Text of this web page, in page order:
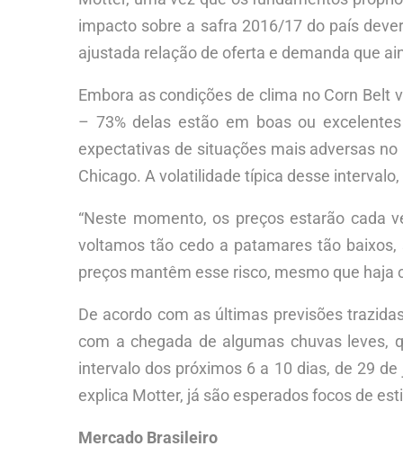
impacto sobre a safra 2016/17 do país
ajustada relação de oferta e demanda que
Embora as condições de clima no Corn
– 73% delas estão em boas ou
expectativas de situações mais adversas
Chicago. A volatilidade típica desse
“Neste momento, os preços estarão cada
voltamos tão cedo a patamares tão
preços mantêm esse risco, mesmo que haja
De acordo com as últimas previsões
com a chegada de algumas chuvas
intervalo dos próximos 6 a 10 dias, de 29
explica Motter, já são esperados focos de
Mercado Brasileiro